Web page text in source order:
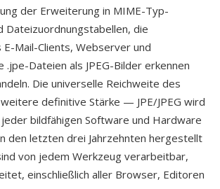
der Erweiterung in MIME-Typ-
Dateizuordnungstabellen, die
Mail-Clients, Webserver und
Dateien als JPEG-Bilder erkennen
Die universelle Reichweite des
definitive Stärke — JPE/JPEG wird
bildfähigen Software und Hardware
den letzten drei Jahrzehnten hergestellt
von jedem Werkzeug verarbeitbar,
einschließlich aller Browser, Editoren